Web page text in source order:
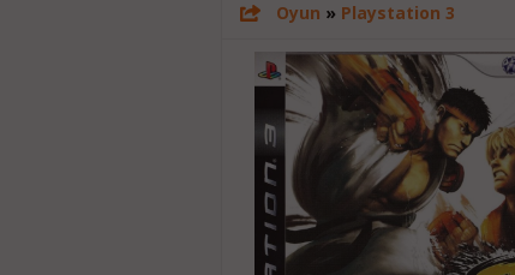
Oyun » Playstation 3